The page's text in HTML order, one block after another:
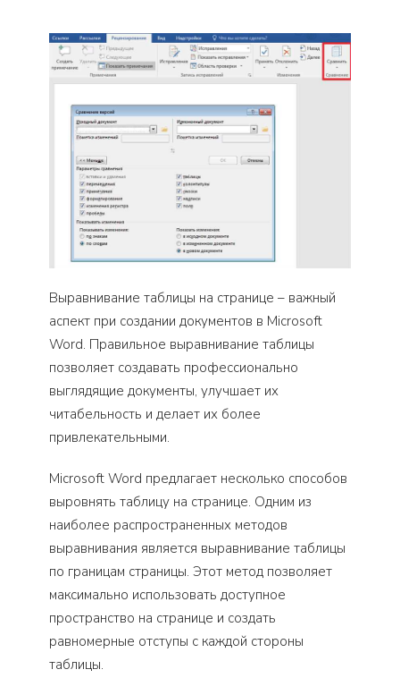
Выравнивание таблицы на странице – важный
аспект при создании документов в Microsoft
Word. Правильное выравнивание таблицы
позволяет создавать профессионально
выглядящие документы, улучшает их
читабельность и делает их более
привлекательными.
Microsoft Word предлагает несколько способов
выровнять таблицу на странице. Одним из
наиболее распространенных методов
выравнивания является выравнивание таблицы
по границам страницы. Этот метод позволяет
максимально использовать доступное
пространство на странице и создать
равномерные отступы с каждой стороны
таблицы.